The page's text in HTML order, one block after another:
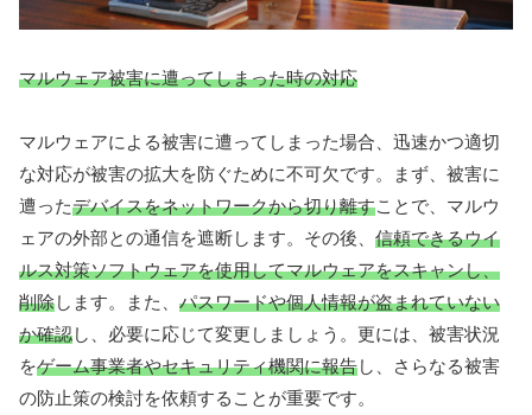
マルウェア被害に遭ってしまった時の対応
マルウェアによる被害に遭ってしまった場合、迅速かつ適切
な対応が被害の拡大を防ぐために不可欠です。まず、被害に
遭ったデバイスをネットワークから切り離すことで、マルウ
ェアの外部との通信を遮断します。その後、 信頼できるウイ
ルス対策ソフトウェアを使用してマルウェアをスキャンし、
削除します。また、 パスワードや個人情報が盗まれていない
か確認し、必要に応じて変更しましょう。更には、被害状況
をゲーム事業者やセキュリティ機関に報告し、さらなる被害
の防止策の検討を依頼することが重要です。